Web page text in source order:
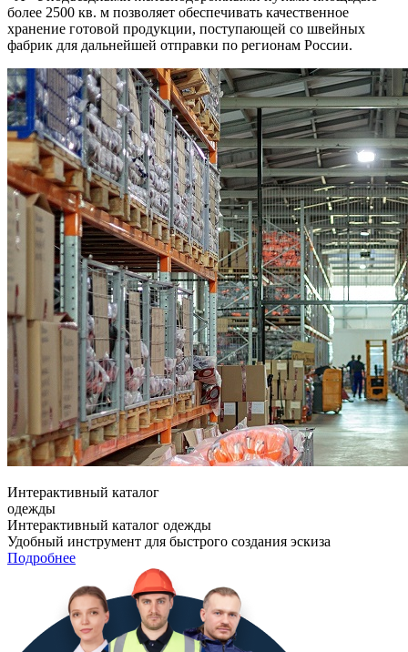
более 2500 кв. м позволяет обеспечивать качественное
хранение готовой продукции, поступающей со швейных
фабрик для дальнейшей отправки по регионам России.
Интерактивный каталог
одежды
Интерактивный каталог одежды
Удобный инструмент для быстрого создания эскиза
Подробнее